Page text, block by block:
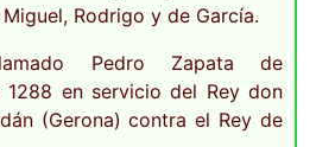
Rodrigo y de García.
Pedro Zapata de
1288 en servicio del Rey don
(Gerona) contra el Rey de